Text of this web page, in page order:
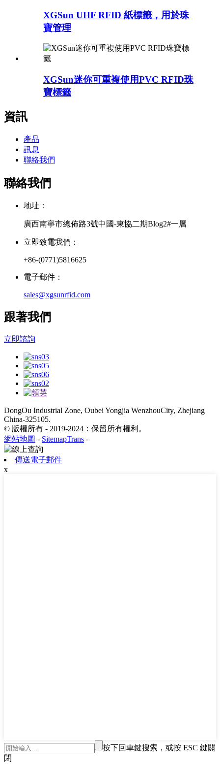
XGSun UHF RFID 紙標籤，用於珠
寶管理
XGSun迷你可重複使用PVC RFID珠
寶標籤
資訊
產品
訊息
聯絡我們
聯絡我們
地址：
廣西南寧市總佈路3號中國-東協二期Blog2#一層
立即致電我們：
+86-(0771)5816625
電子郵件：
sales@xgsunrfid.com
跟著我們
立即諮詢
DongOu Industrial Zone, Oubei Yongjia WenzhouCity, Zhejiang
China-325105.
© 版權所有 - 2019-2024：保留所有權利。
網站地圖 - SitemapTrans -
傳送電子郵件
x
按下回車鍵搜索，或按 ESC 鍵關
閉